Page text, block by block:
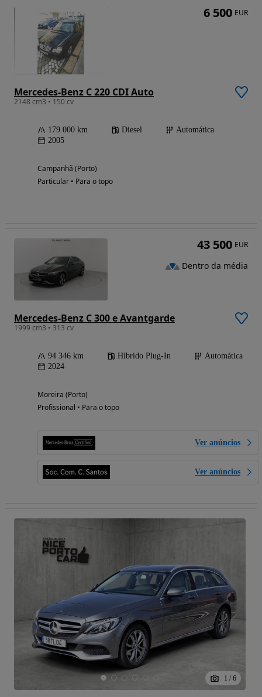
Mercedes-Benz C 220 CDI Auto
2148 cm3 • 150 cv
179 000 km Diesel
Automática
2005
Campanhã (Porto)
Particular • Para o topo
6 500 EUR
Mercedes-Benz C 300 e Avantgarde
1999 cm3 • 313 cv
94 346 km Híbrido Plug-In
Automática
2024
Moreira (Porto)
Profissional • Para o topo
Ver anúncios
Ver anúncios
43 500 EUR
Dentro da média
1 / 6